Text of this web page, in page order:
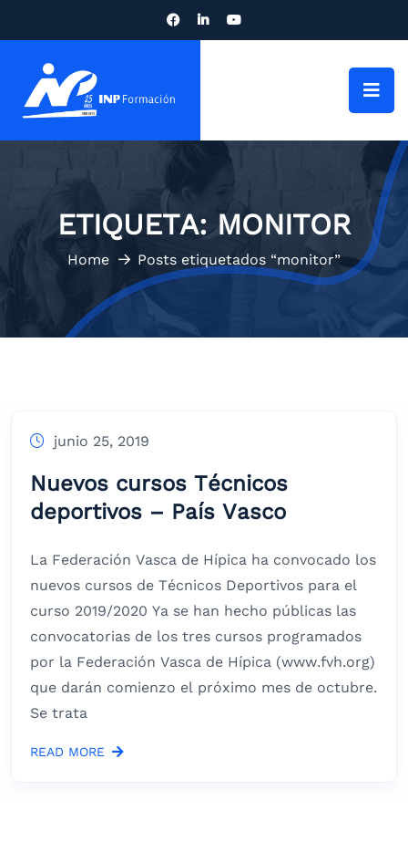
ETIQUETA:MONITOR
Home Posts etiquetados “monitor”
junio 25, 2019
Nuevos cursos Técnicos
deportivos – País Vasco
La Federación Vasca de Hípica ha convocado los
nuevos cursos de Técnicos Deportivos para el
curso 2019/2020 Ya se han hecho públicas las
convocatorias de los tres cursos programados
por la Federación Vasca de Hípica (www.fvh.org)
que darán comienzo el próximo mes de octubre.
Se trata
READ MORE